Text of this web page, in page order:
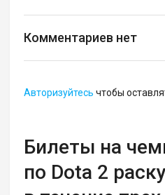
Комментариев нет
Авторизуйтесь чтобы
Билеты на
по Dota 2